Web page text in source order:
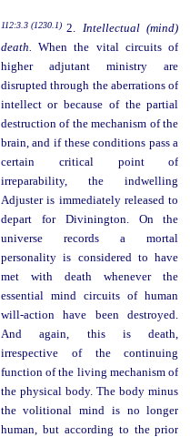
112:3.3 (1230.1) 2. Intellectual (mind)
death.
When the vital circuits of
higher adjutant ministry are
disrupted through the aberrations of
intellect or because of the partial
destruction of the mechanism of the
brain, and if these conditions pass a
certain critical point of
irreparability, the indwelling
Adjuster is immediately released to
depart for Divinington. On the
universe records a mortal
personality is considered to have
met with death whenever the
essential mind circuits of human
will-action have been destroyed.
And again, this is death,
irrespective of the continuing
function of the living mechanism of
the physical body. The body minus
the volitional mind is no longer
human, but according to the prior